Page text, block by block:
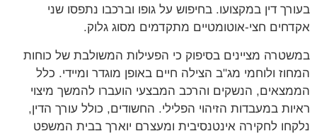
דין במקצועו. בחיפוש על גופו וברכבו נתפסו שני
חצי-אוטומטיים מתקדמים מסוג גלוק.
מציינים בסיפוק כי הפעילות המשולבת של כוחות
ולוחמי מג"ב הצילה חיים באופן מוגדר ומיידי. כלל
הנשקים והרכב המבצעי הועברו להמשך מיצוי
במעבדות הזיהוי הפלילי. החשודים, כולל עורך הדין,
לחקירה אינטנסיבית ומעצרם יוארך בבית המשפט